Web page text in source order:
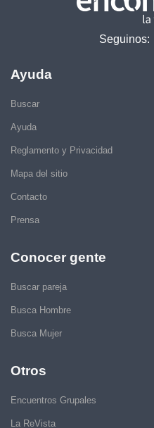
Seguinos:
Ayuda
Buscar
Ayuda
Reglamento y Privacidad
Mapa del sitio
Contacto
Prensa
Conocer gente
Buscar pareja
Busca Hombre
Busca Mujer
Otros
Encuentros Grupales
La ReVista